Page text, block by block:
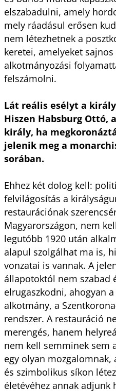
elszabadulni, amely
mely ráadásul erősen
nem létezhetnek a
keretei, amelyeket sajnos
alkotmányozási
felszámolni.
Lát reális esélyt a
Hiszen Habsburg Ottó,
király, ha
jelenik meg a
sorában.
Ehhez két dolog kell:
felvilágosítás a
restaurációnak
Magyarországon, nem
legutóbb 1920 után
alapul szolgálhat ma is,
vonzatai is vannak. A
állapotoktól nem szabad
elrugaszkodni, ahogyan
alkotmány, a
rendszer. A restauráció
merengés, hanem
nem kell semminek sem
egy olyan
és szimbolikus síkon
életévéhez annak adjunk